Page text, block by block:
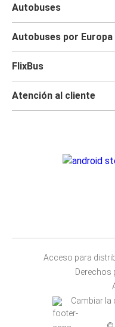
Autobuses
Autobuses por Europa
FlixBus
Atención al cliente
Acceso para
Derechos
Cambiar la